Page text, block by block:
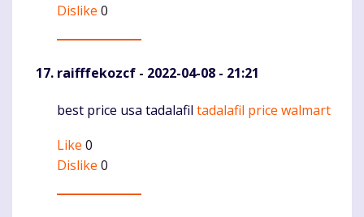
Dislike 0
raifffekozcf - 2022-04-08 - 21:21
Komentaras
best price usa tadalafil tadalafil price walmart
Like 0
Dislike 0